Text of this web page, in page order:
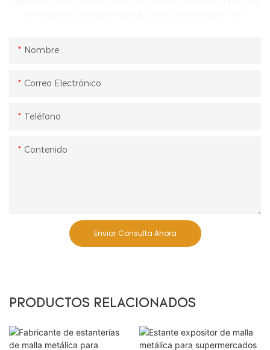
Nombre
Correo Electrónico
Teléfono
Contenido
Enviar Consulta Ahora
PRODUCTOS RELACIONADOS